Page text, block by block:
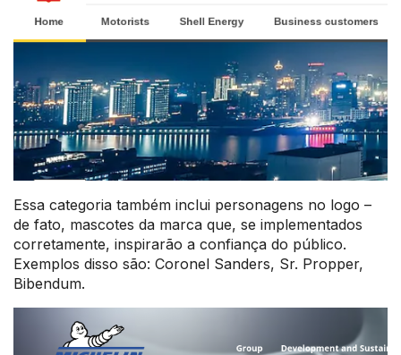
Essa categoria também inclui personagens no logo –
de fato, mascotes da marca que, se implementados
corretamente, inspirarão a confiança do público.
Exemplos disso são: Coronel Sanders, Sr. Propper,
Bibendum.